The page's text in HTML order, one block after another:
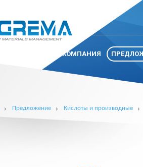
КОМПАНИЯ
Предложение Кислоты и производные